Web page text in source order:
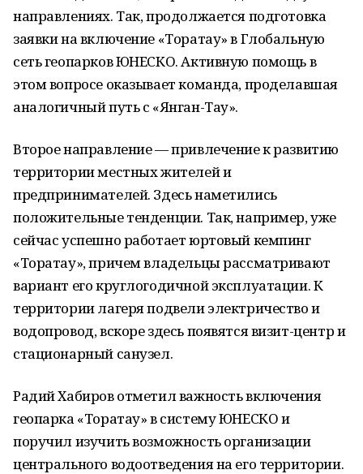
направлениях. Так, продолжается подготовка
заявки на включение «Торатау» в Глобальную
сеть геопарков ЮНЕСКО. Активную помощь в
этом вопросе оказывает команда, проделавшая
аналогичный путь с «Янган-Тау».
Второе направление — привлечение к развитию
территории местных жителей и
предпринимателей. Здесь наметились
положительные тенденции. Так, например, уже
сейчас успешно работает юртовый кемпинг
«Торатау», причем владельцы рассматривают
вариант его круглогодичной эксплуатации. К
территории лагеря подвели электричество и
водопровод, вскоре здесь появятся визит-центр и
стационарный санузел.
Радий Хабиров отметил важность включения
геопарка «Торатау» в систему ЮНЕСКО и
поручил изучить возможность организации
центрального водоотведения на его территории.